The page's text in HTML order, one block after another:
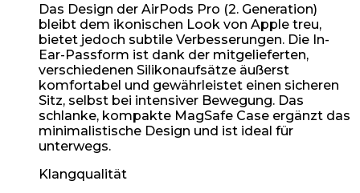
Das Design der AirPods Pro (2. Generation)
bleibt dem ikonischen Look von Apple treu,
bietet jedoch subtile Verbesserungen. Die In-
Ear-Passform ist dank der mitgelieferten,
verschiedenen Silikonaufsätze äußerst
komfortabel und gewährleistet einen sicheren
Sitz, selbst bei intensiver Bewegung. Das
schlanke, kompakte MagSafe Case ergänzt das
minimalistische Design und ist ideal für
unterwegs.
Klangqualität